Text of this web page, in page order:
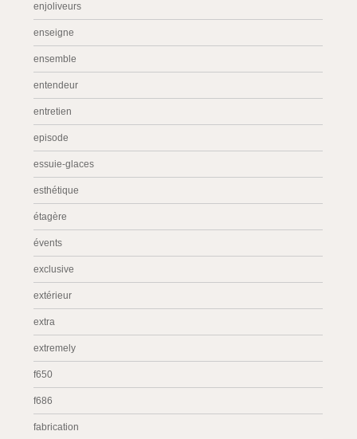
enjoliveurs
enseigne
ensemble
entendeur
entretien
episode
essuie-glaces
esthétique
étagère
évents
exclusive
extérieur
extra
extremely
f650
f686
fabrication